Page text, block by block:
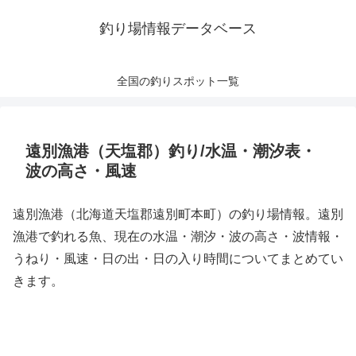
釣り場情報データベース
全国の釣りスポット一覧
遠別漁港（天塩郡）釣り/水温・潮汐表・
波の高さ・風速
遠別漁港（北海道天塩郡遠別町本町）の釣り場情報。遠別
漁港で釣れる魚、現在の水温・潮汐・波の高さ・波情報・
うねり・風速・日の出・日の入り時間についてまとめてい
きます。